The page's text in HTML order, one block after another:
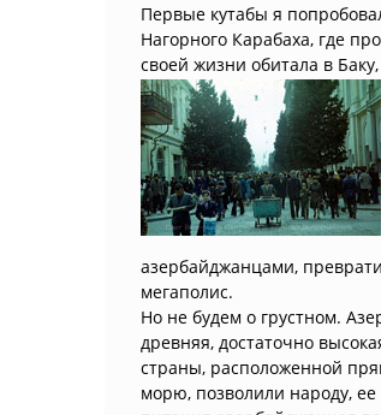
Первые кутабы я
Нагорного Карабаха, где
своей жизни обитала в
азербайджанцами,
мегаполис.
Но не будем о грустном.
древняя, достаточно
страны, расположенной
морю, позволили народу,